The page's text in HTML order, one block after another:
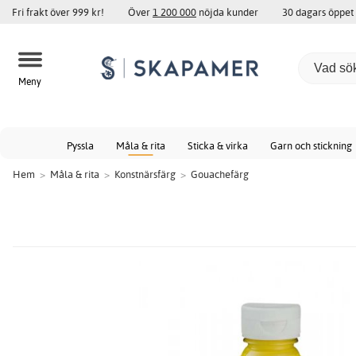
Fri frakt över 999 kr! Över1 200 000 nöjda kunder 30 dagars
Meny
Pyssla Måla & rita Sticka & virka Garn och stickning
Hem > Måla & rita > Konstnärsfärg > Gouachefärg